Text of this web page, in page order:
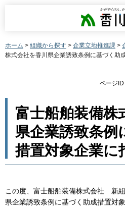
香川
ホーム > 組織から探す > 企業立地推進課 >
株式会社を香川県企業誘致条例に基づく助
ページ
富士船舶装備株
県企業誘致条例
措置対象企業に
この度、富士船舶装備株式会社 新
県企業誘致条例に基づく助成措置対